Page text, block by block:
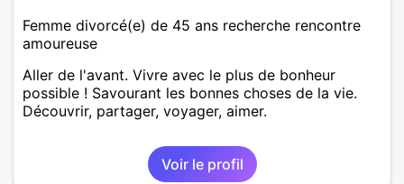
Femme divorcé(e) de 45 ans recherche rencontre
amoureuse
Aller de l'avant. Vivre avec le plus de bonheur
possible ! Savourant les bonnes choses de la vie.
Découvrir, partager, voyager, aimer.
Voir le profil